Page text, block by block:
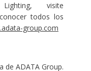
visite
todos los
group.com
de ADATA Group.